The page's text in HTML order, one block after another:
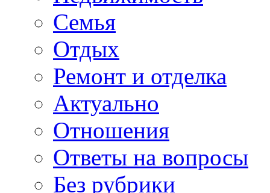
Семья
Отдых
Ремонт и отделка
Актуально
Отношения
Ответы на вопросы
Без рубрики